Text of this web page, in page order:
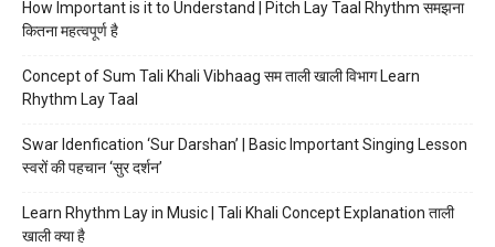
How Important is it to Understand | Pitch Lay Taal Rhythm समझना
कितना महत्वपूर्ण है
Concept of Sum Tali Khali Vibhaag सम ताली खाली विभाग Learn
Rhythm Lay Taal
Swar Idenfication ‘Sur Darshan’ | Basic Important Singing Lesson
स्वरों की पहचान ‘सुर दर्शन’
Learn Rhythm Lay in Music | Tali Khali Concept Explanation ताली
खाली क्या है